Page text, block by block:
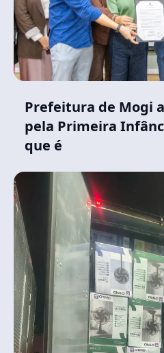
Prefeitura de Mogi
pela Primeira
que é